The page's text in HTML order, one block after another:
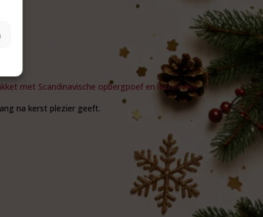
met Scandinavische opbergpoef en lekkernijen
na kerst plezier geeft.